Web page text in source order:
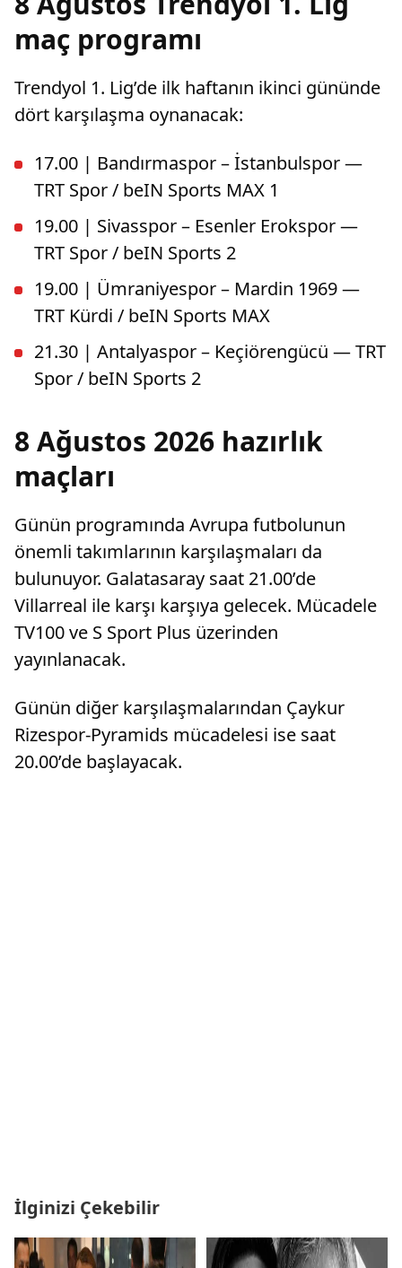
maç programı
Trendyol 1. Lig’de ilk haftanın ikinci gününde
dört karşılaşma oynanacak:
17.00 | Bandırmaspor – İstanbulspor —
TRT Spor / beIN Sports MAX 1
19.00 | Sivasspor – Esenler Erokspor —
TRT Spor / beIN Sports 2
19.00 | Ümraniyespor – Mardin 1969 —
TRT Kürdi / beIN Sports MAX
21.30 | Antalyaspor – Keçiörengücü — TRT
Spor / beIN Sports 2
8 Ağustos 2026 hazırlık
maçları
Günün programında Avrupa futbolunun
önemli takımlarının karşılaşmaları da
bulunuyor. Galatasaray saat 21.00’de
Villarreal ile karşı karşıya gelecek. Mücadele
TV100 ve S Sport Plus üzerinden
yayınlanacak.
Günün diğer karşılaşmalarından Çaykur
Rizespor-Pyramids mücadelesi ise saat
20.00’de başlayacak.
İlginizi Çekebilir